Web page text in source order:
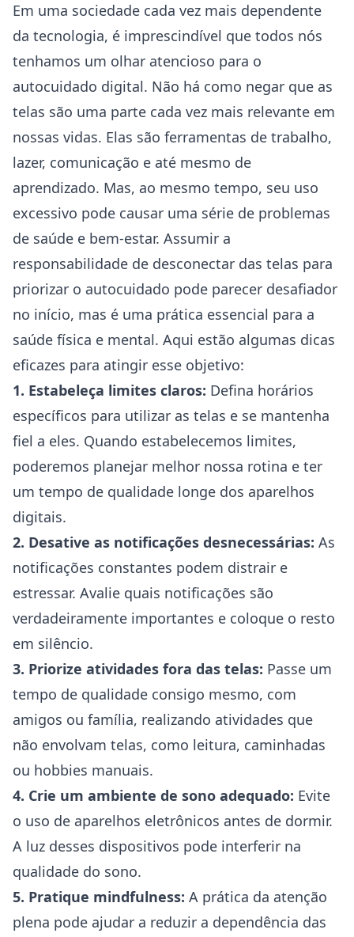
Em uma sociedade cada vez mais dependente
da tecnologia, é imprescindível que todos nós
tenhamos um olhar atencioso para o
autocuidado digital. Não há como negar que as
telas são uma parte cada vez mais relevante em
nossas vidas. Elas são ferramentas de trabalho,
lazer, comunicação e até mesmo de
aprendizado. Mas, ao mesmo tempo, seu uso
excessivo pode causar uma série de problemas
de saúde e bem-estar. Assumir a
responsabilidade de desconectar das telas para
priorizar o autocuidado pode parecer desafiador
no início, mas é uma prática essencial para a
saúde física e mental. Aqui estão algumas dicas
eficazes para atingir esse objetivo:
1. Estabeleça limites claros: Defina horários
específicos para utilizar as telas e se mantenha
fiel a eles. Quando estabelecemos limites,
poderemos planejar melhor nossa rotina e ter
um tempo de qualidade longe dos aparelhos
digitais.
2. Desative as notificações desnecessárias: As
notificações constantes podem distrair e
estressar. Avalie quais notificações são
verdadeiramente importantes e coloque o resto
em silêncio.
3. Priorize atividades fora das telas: Passe um
tempo de qualidade consigo mesmo, com
amigos ou família, realizando atividades que
não envolvam telas, como leitura, caminhadas
ou hobbies manuais.
4. Crie um ambiente de sono adequado: Evite
o uso de aparelhos eletrônicos antes de dormir.
A luz desses dispositivos pode interferir na
qualidade do sono.
5. Pratique mindfulness: A prática da atenção
plena pode ajudar a reduzir a dependência das